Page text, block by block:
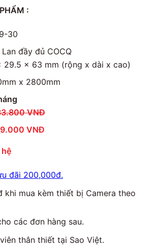
:
30
Lan đầy đủ COCQ
29.5 x 63 mm (rộng x dài x cao)
x 2800mm
VNĐ
VNĐ
hệ
đãi 200,000đ.
khi mua kèm thiết bị Camera theo
các đơn hàng sau.
thân thiết tại Sao Việt.